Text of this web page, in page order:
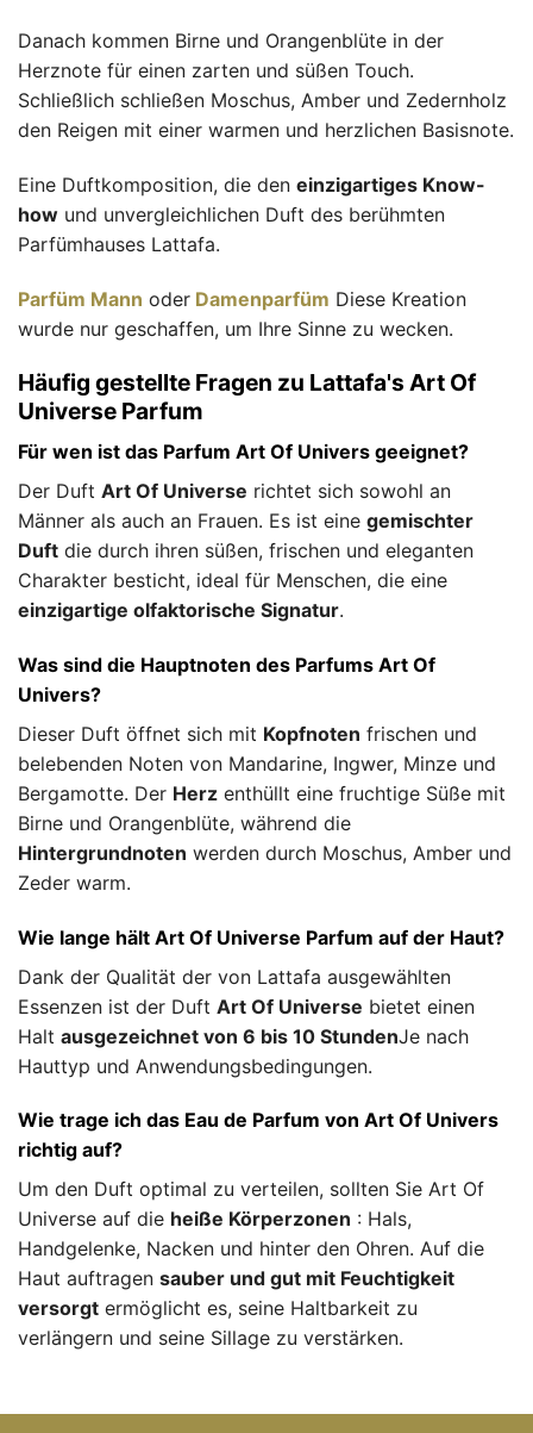
Danach kommen Birne und Orangenblüte in der
Herznote für einen zarten und süßen Touch.
Schließlich schließen Moschus, Amber und Zedernholz
den Reigen mit einer warmen und herzlichen Basisnote.
Eine Duftkomposition, die den einzigartiges Know-
how und unvergleichlichen Duft des berühmten
Parfümhauses Lattafa.
Parfüm Mann oder Damenparfüm Diese Kreation
wurde nur geschaffen, um Ihre Sinne zu wecken.
Häufig gestellte Fragen zu Lattafa's Art Of
Universe Parfum
Für wen ist das Parfum Art Of Univers geeignet?
Der Duft Art Of Universe richtet sich sowohl an
Männer als auch an Frauen. Es ist eine gemischter
Duft die durch ihren süßen, frischen und eleganten
Charakter besticht, ideal für Menschen, die eine
einzigartige olfaktorische Signatur.
Was sind die Hauptnoten des Parfums Art Of
Univers?
Dieser Duft öffnet sich mit Kopfnoten frischen und
belebenden Noten von Mandarine, Ingwer, Minze und
Bergamotte. Der Herz enthüllt eine fruchtige Süße mit
Birne und Orangenblüte, während die
Hintergrundnoten werden durch Moschus, Amber und
Zeder warm.
Wie lange hält Art Of Universe Parfum auf der Haut?
Dank der Qualität der von Lattafa ausgewählten
Essenzen ist der Duft Art Of Universe bietet einen
Halt ausgezeichnet von 6 bis 10 StundenJe nach
Hauttyp und Anwendungsbedingungen.
Wie trage ich das Eau de Parfum von Art Of Univers
richtig auf?
Um den Duft optimal zu verteilen, sollten Sie Art Of
Universe auf die heiße Körperzonen : Hals,
Handgelenke, Nacken und hinter den Ohren. Auf die
Haut auftragen sauber und gut mit Feuchtigkeit
versorgt ermöglicht es, seine Haltbarkeit zu
verlängern und seine Sillage zu verstärken.